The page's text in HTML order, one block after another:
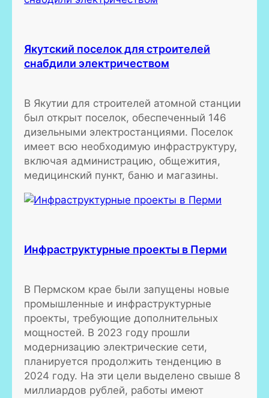
Якутский поселок для строителей
снабдили электричеством
В Якутии для строителей атомной станции
был открыт поселок, обеспеченный 146
дизельными электростанциями. Поселок
имеет всю необходимую инфраструктуру,
включая администрацию, общежития,
медицинский пункт, баню и магазины.
Инфраструктурные проекты в Перми
В Пермском крае были запущены новые
промышленные и инфраструктурные
проекты, требующие дополнительных
мощностей. В 2023 году прошли
модернизацию электрические сети,
планируется продолжить тенденцию в
2024 году. На эти цели выделено свыше 8
миллиардов рублей, работы имеют